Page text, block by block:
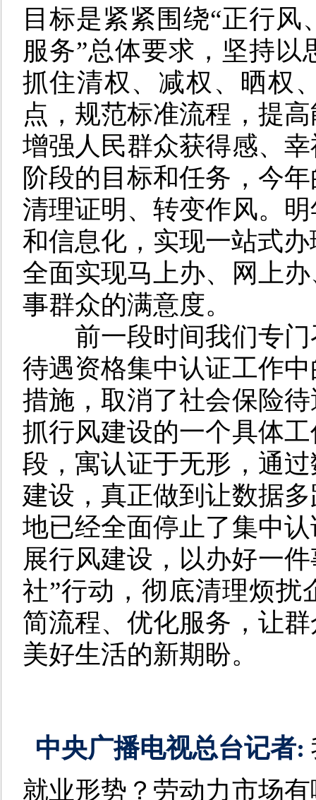
目标是紧紧围绕“正行
服务”总体要求，坚持
抓住清权、减权、晒权
点，规范标准流程，提
增强人民群众获得感、
阶段的目标和任务，今
清理证明、转变作风。
和信息化，实现一站式
全面实现马上办、网上
事群众的满意度。
前一段时间我们专
待遇资格集中认证工作
措施，取消了社会保险
抓行风建设的一个具体
段，寓认证于无形，通
建设，真正做到让数据
地已经全面停止了集中
展行风建设，以办好一
社”行动，彻底清理烦扰
简流程、优化服务，让
美好生活的新期盼。
中央广播电视总台记者:
就业形势？劳动力市场